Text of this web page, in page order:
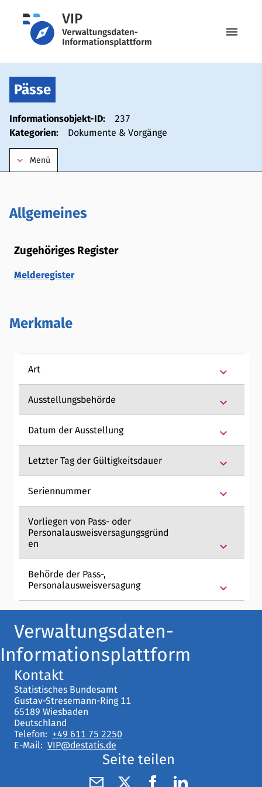
menu
Pässe
Informationsobjekt-ID:
237
Kategorien:
Dokumente & Vorgänge
keyboard_arrow_down Menü
Allgemeines
Zugehöriges Register
Melderegister
Merkmale
Art keyboard_arrow_down
Ausstellungsbehörde keyboard_arrow_down
Datum der Ausstellung keyboard_arrow_down
Letzter Tag der Gültigkeitsdauer keyboard_arrow_down
Seriennummer keyboard_arrow_down
Vorliegen von Pass- oder
Personalausweisversagungsgründ
en
keyboard_arrow_down
Behörde der Pass-,
Personalausweisversagung
keyboard_arrow_down
Verwaltungsdaten-
Informationsplattform
Kontakt
Statistisches Bundesamt
Gustav-Stresemann-Ring 11
65189 Wiesbaden
Deutschland
Telefon: +49 611 75 2250
E-Mail: VIP@destatis.de
Seite teilen